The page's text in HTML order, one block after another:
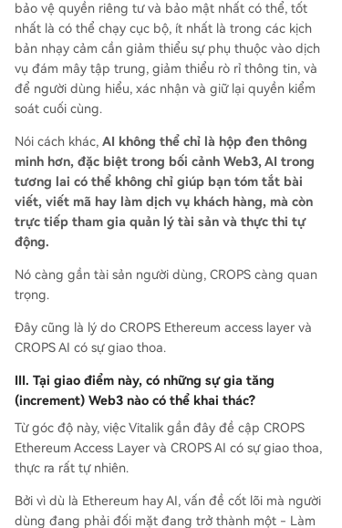
bảo vệ quyền riêng tư và bảo mật nhất có thể, tốt
nhất là có thể chạy cục bộ, ít nhất là trong các kịch
bản nhạy cảm cần giảm thiểu sự phụ thuộc vào dịch
vụ đám mây tập trung, giảm thiểu rò rỉ thông tin, và
để người dùng hiểu, xác nhận và giữ lại quyền kiểm
soát cuối cùng.
Nói cách khác, AI không thể chỉ là hộp đen thông
minh hơn, đặc biệt trong bối cảnh Web3, AI trong
tương lai có thể không chỉ giúp bạn tóm tắt bài
viết, viết mã hay làm dịch vụ khách hàng, mà còn
trực tiếp tham gia quản lý tài sản và thực thi tự
động.
Nó càng gần tài sản người dùng, CROPS càng quan
trọng.
Đây cũng là lý do CROPS Ethereum access layer và
CROPS AI có sự giao thoa.
III. Tại giao điểm này, có những sự gia tăng
(increment) Web3 nào có thể khai thác?
Từ góc độ này, việc Vitalik gần đây đề cập CROPS
Ethereum Access Layer và CROPS AI có sự giao thoa,
thực ra rất tự nhiên.
Bởi vì dù là Ethereum hay AI, vấn đề cốt lõi mà người
dùng đang phải đối mặt đang trở thành một - Làm